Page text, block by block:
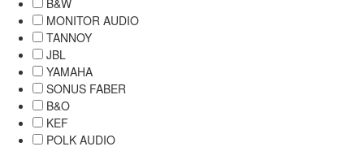
B&W
MONITOR AUDIO
TANNOY
JBL
YAMAHA
SONUS FABER
B&O
KEF
POLK AUDIO